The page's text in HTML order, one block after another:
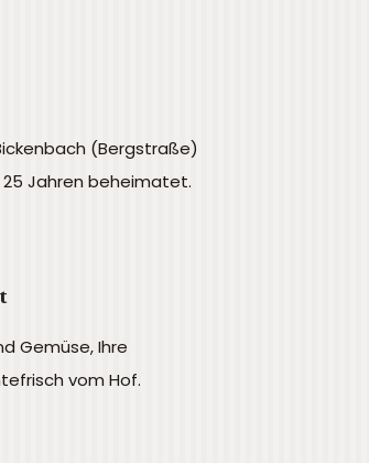
(Bergstraße)
25 Jahren beheimatet.
Gemüse, Ihre
vom Hof.